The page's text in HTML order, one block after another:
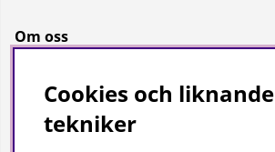
Om oss
Bransch
Kataloger
Cookies och liknande
tekniker